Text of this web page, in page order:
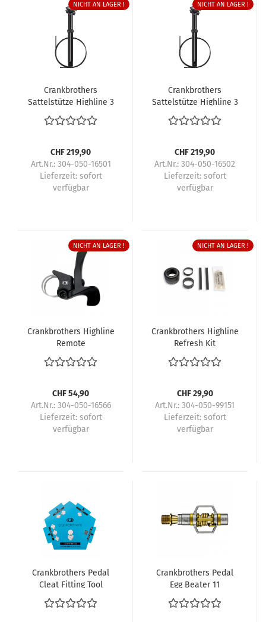
NICHT AN LAGER !
Crankbrothers
Sattelstütze Highline 3
CHF 219,90
Art.Nr.: 304-050-16501
Lieferzeit: sofort
verfügbar
NICHT AN LAGER !
Crankbrothers
Sattelstütze Highline 3
CHF 219,90
Art.Nr.: 304-050-16502
Lieferzeit: sofort
verfügbar
NICHT AN LAGER !
Crankbrothers Highline
Remote
CHF 54,90
Art.Nr.: 304-050-16566
Lieferzeit: sofort
verfügbar
NICHT AN LAGER !
Crankbrothers Highline
Refresh Kit
CHF 29,90
Art.Nr.: 304-050-99151
Lieferzeit: sofort
verfügbar
Crankbrothers Pedal
Cleat Fitting Tool
Crankbrothers Pedal
Egg Beater 11